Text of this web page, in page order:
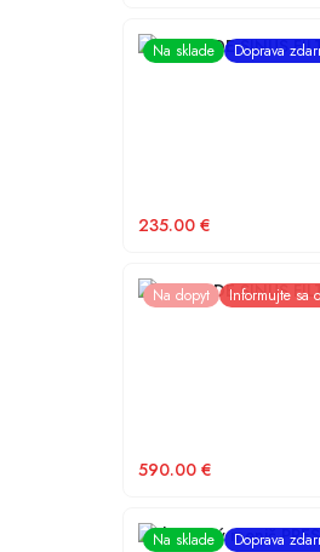
Na sklade Doprava
ARCHIMEDE SINUS
235.00 €
Na dopyt Informujte sa
ARCHIMEDE SINUS
590.00 €
Na sklade Doprava
Frekvenčný menič